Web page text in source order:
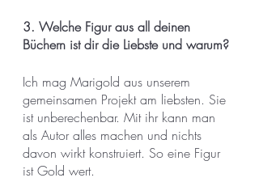
3. Welche Figur aus all deinen
Büchern ist dir die Liebste und warum?
Ich mag Marigold aus unserem
gemeinsamen Projekt am liebsten. Sie
ist unberechenbar. Mit ihr kann man
als Autor alles machen und nichts
davon wirkt konstruiert. So eine Figur
ist Gold wert.